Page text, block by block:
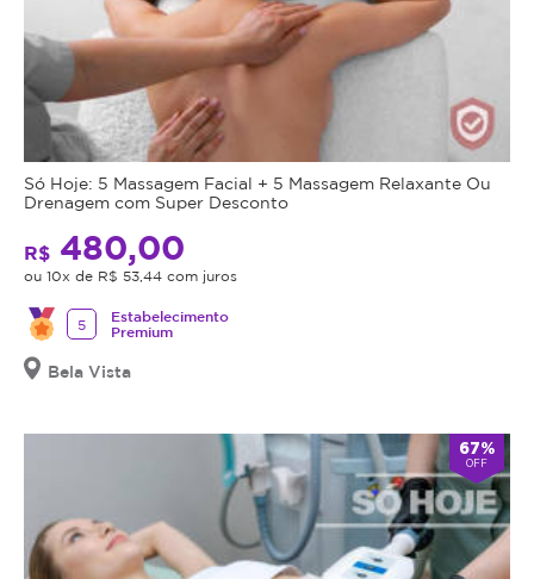
Só Hoje: 5 Massagem Facial + 5 Massagem Relaxante Ou
Drenagem com Super Desconto
R$ 480,00
ou 10x de R$ 53,44 com juros
5
Estabelecimento
Premium
Bela Vista
67%
OFF